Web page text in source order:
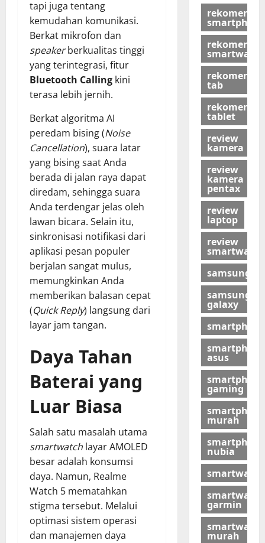
tapi juga tentang
kemudahan komunikasi.
Berkat mikrofon dan
speakerberkualitas tinggi
yang terintegrasi, fitur
Bluetooth Calling kini
terasa lebih jernih.
Berkat algoritma AI
peredam bising (Noise
Cancellation), suara latar
yang bising saat Anda
berada di jalan raya dapat
diredam, sehingga suara
Anda terdengar jelas oleh
lawan bicara. Selain itu,
sinkronisasi notifikasi dari
aplikasi pesan populer
berjalan sangat mulus,
memungkinkan Anda
memberikan balasan cepat
(Quick Reply) langsung dari
layar jam tangan.
Daya Tahan
Baterai yang
Luar Biasa
Salah satu masalah utama
smartwatch layar AMOLED
besar adalah konsumsi
daya. Namun, Realme
Watch 5 mematahkan
stigma tersebut. Melalui
optimasi sistem operasi
dan manajemen daya
smartphone
smartwatch
tab
tablet
review
kamera
review
kamera
pentax
review
laptop
review
smartwatch
samsung
samsung
galaxy
smartphone
smartphone
asus
smartphone
gaming
smartphone
murah
smartphone
nubia
smartwatch
smartwatch
garmin
smartwatch
murah